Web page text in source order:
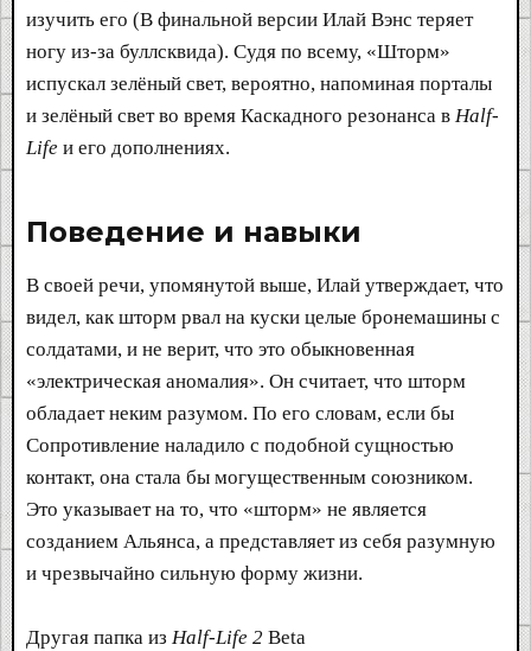
изучить его (В финальной версии Илай Вэнс теряет
ногу из-за буллсквида). Судя по всему, «Шторм»
испускал зелёный свет, вероятно, напоминая порталы
и зелёный свет во время Каскадного резонанса в Half-
Life и его дополнениях.
Поведение и навыки​
В своей речи, упомянутой выше, Илай утверждает, что
видел, как шторм рвал на куски целые бронемашины с
солдатами, и не верит, что это обыкновенная
«электрическая аномалия». Он считает, что шторм
обладает неким разумом. По его словам, если бы
Сопротивление наладило с подобной сущностью
контакт, она стала бы могущественным союзником.
Это указывает на то, что «шторм» не является
созданием Альянса, а представляет из себя разумную
и чрезвычайно сильную форму жизни.
Другая папка из Half-Life 2 Beta